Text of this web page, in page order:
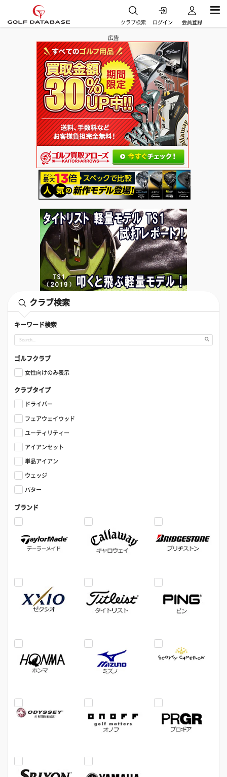
クラブ検索 ログイン 会員登録
広告
クラブ検索
キーワード検索
ゴルフクラブ
女性向けのみ表示
クラブタイプ
ドライバー
フェアウェイウッド
ユーティリティー
アイアンセット
単品アイアン
ウェッジ
パター
ブランド